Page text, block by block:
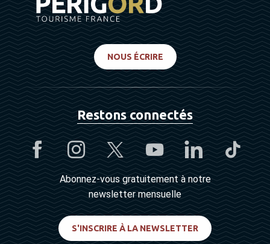
NOUS ÉCRIRE
Restons connectés
Abonnez-vous gratuitement à notre
newsletter mensuelle
S'INSCRIRE À LA NEWSLETTER